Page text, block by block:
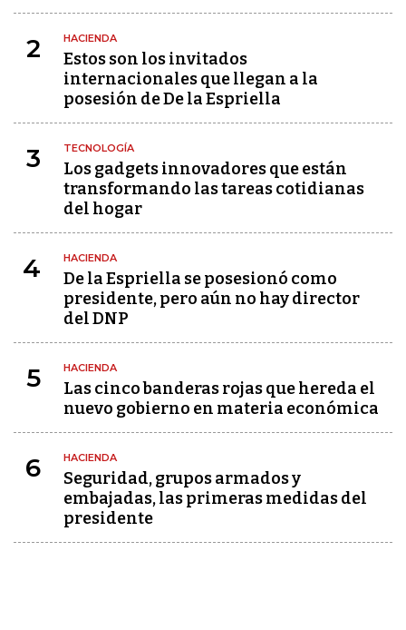
2 HACIENDA
Estos son los invitados
internacionales que llegan a la
posesión de De la Espriella
3 TECNOLOGÍA
Los gadgets innovadores que están
transformando las tareas cotidianas
del hogar
4 HACIENDA
De la Espriella se posesionó como
presidente, pero aún no hay director
del DNP
5 HACIENDA
Las cinco banderas rojas que hereda el
nuevo gobierno en materia económica
6 HACIENDA
Seguridad, grupos armados y
embajadas, las primeras medidas del
presidente